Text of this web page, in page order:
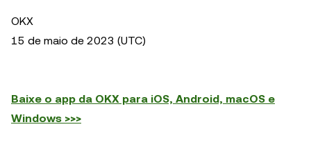
OKX
15 de maio de 2023 (UTC)
Baixe o app da OKX para iOS, Android, macOS e
Windows >>>